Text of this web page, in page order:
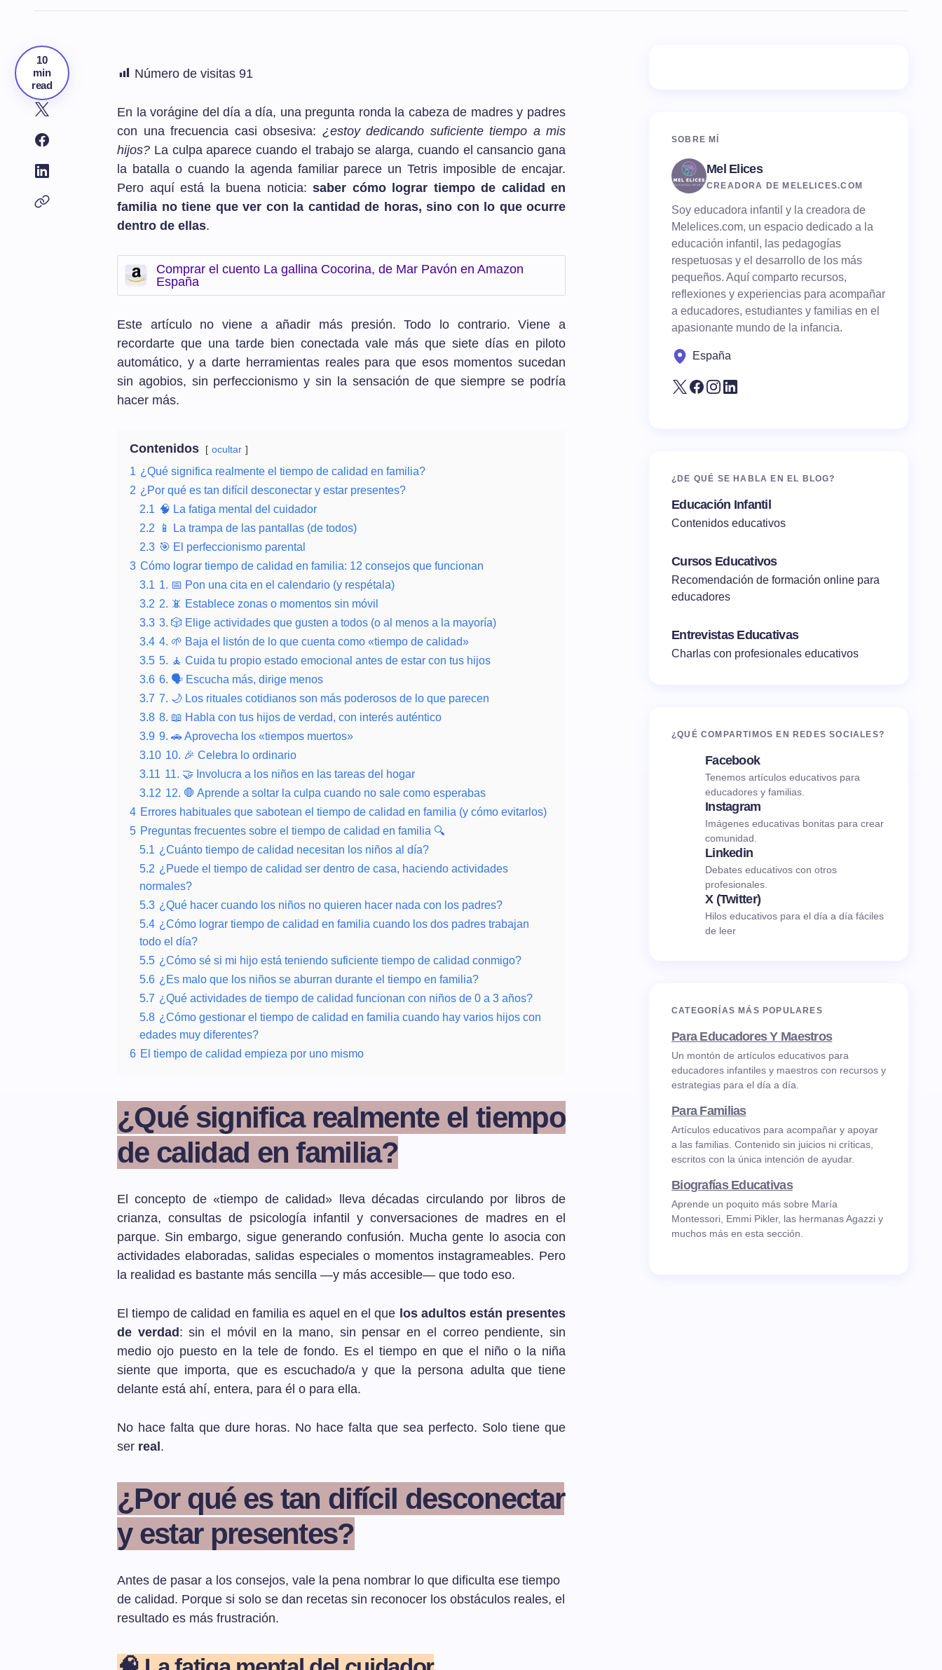
10
min
read
Número de visitas 91
En la vorágine del día a día, una pregunta ronda la cabeza de madres y padres
con una frecuencia casi obsesiva: ¿estoy dedicando suficiente tiempo a mis
hijos? La culpa aparece cuando el trabajo se alarga, cuando el cansancio gana
la batalla o cuando la agenda familiar parece un Tetris imposible de encajar.
Pero aquí está la buena noticia: saber cómo lograr tiempo de calidad en
familia no tiene que ver con la cantidad de horas, sino con lo que ocurre
dentro de ellas.
Comprar el cuento La gallina Cocorina, de Mar Pavón en Amazon
España
Este artículo no viene a añadir más presión. Todo lo contrario. Viene a
recordarte que una tarde bien conectada vale más que siete días en piloto
automático, y a darte herramientas reales para que esos momentos sucedan
sin agobios, sin perfeccionismo y sin la sensación de que siempre se podría
hacer más.
Contenidos ocultar
1 ¿Qué significa realmente el tiempo de calidad en familia?
2 ¿Por qué es tan difícil desconectar y estar presentes?
2.1 🧠 La fatiga mental del cuidador
2.2
📱 La trampa de las pantallas (de todos)
2.3 🎯 El perfeccionismo parental
3 Cómo lograr tiempo de calidad en familia: 12 consejos que funcionan
3.1 1. 📅 Pon una cita en el calendario (y respétala)
3.2 2. 📵 Establece zonas o momentos sin móvil
3.3 3. 🎲 Elige actividades que gusten a todos (o al menos a la mayoría)
3.4 4. 🌱 Baja el listón de lo que cuenta como «tiempo de calidad»
3.5 5. 🧘 Cuida tu propio estado emocional antes de estar con tus hijos
3.6 6. 🗣️ Escucha más, dirige menos
3.7 7. 🌙 Los rituales cotidianos son más poderosos de lo que parecen
3.8 8. 📖 Habla con tus hijos de verdad, con interés auténtico
3.9 9. 🚗 Aprovecha los «tiempos muertos»
3.10 10. 🎉 Celebra lo ordinario
3.11 11. 🤝 Involucra a los niños en las tareas del hogar
3.12 12. 🛑 Aprende a soltar la culpa cuando no sale como esperabas
4 Errores habituales que sabotean el tiempo de calidad en familia (y cómo evitarlos)
5 Preguntas frecuentes sobre el tiempo de calidad en familia 🔍
5.1 ¿Cuánto tiempo de calidad necesitan los niños al día?
5.2 ¿Puede el tiempo de calidad ser dentro de casa, haciendo actividades
normales?
5.3 ¿Qué hacer cuando los niños no quieren hacer nada con los padres?
5.4 ¿Cómo lograr tiempo de calidad en familia cuando los dos padres trabajan
todo el día?
5.5 ¿Cómo sé si mi hijo está teniendo suficiente tiempo de calidad conmigo?
5.6 ¿Es malo que los niños se aburran durante el tiempo en familia?
5.7 ¿Qué actividades de tiempo de calidad funcionan con niños de 0 a 3 años?
5.8 ¿Cómo gestionar el tiempo de calidad en familia cuando hay varios hijos con
edades muy diferentes?
6 El tiempo de calidad empieza por uno mismo
¿Qué significa realmente el tiempo
de calidad en familia?
El concepto de «tiempo de calidad» lleva décadas circulando por libros de
crianza, consultas de psicología infantil y conversaciones de madres en el
parque. Sin embargo, sigue generando confusión. Mucha gente lo asocia con
actividades elaboradas, salidas especiales o momentos instagrameables. Pero
la realidad es bastante más sencilla —y más accesible— que todo eso.
El tiempo de calidad en familia es aquel en el que los adultos están presentes
de verdad : sin el móvil en la mano, sin pensar en el correo pendiente, sin
medio ojo puesto en la tele de fondo. Es el tiempo en que el niño o la niña
siente que importa, que es escuchado/a y que la persona adulta que tiene
delante está ahí, entera, para él o para ella.
No hace falta que dure horas. No hace falta que sea perfecto. Solo tiene que
ser real .
¿Por qué es tan difícil desconectar
y estar presentes?
Antes de pasar a los consejos, vale la pena nombrar lo que dificulta ese tiempo
de calidad. Porque si solo se dan recetas sin reconocer los obstáculos reales, el
resultado es más frustración.
SOBRE MÍ
Mel Elices
CREADORA DE MELELICES.COM
Soy educadora infantil y la creadora de
Melelices.com, un espacio dedicado a la
educación infantil, las pedagogías
respetuosas y el desarrollo de los más
pequeños. Aquí comparto recursos,
reflexiones y experiencias para acompañar
a educadores, estudiantes y familias en el
apasionante mundo de la infancia.
España
¿DE QUÉ SE HABLA EN EL BLOG?
Educación Infantil
Contenidos educativos
Cursos Educativos
Recomendación de formación online para
educadores
Entrevistas Educativas
Charlas con profesionales educativos
¿QUÉ COMPARTIMOS EN REDES SOCIALES?
Facebook
Tenemos artículos educativos para
educadores y familias.
Instagram
Imágenes educativas bonitas para crear
comunidad.
Linkedin
Debates educativos con otros
profesionales.
X (Twitter)
Hilos educativos para el día a día fáciles
de leer
CATEGORÍAS MÁS POPULARES
Para Educadores Y Maestros
Un montón de artículos educativos para
educadores infantiles y maestros con recursos y
estrategias para el día a día.
Para Familias
Artículos educativos para acompañar y apoyar
a las familias. Contenido sin juicios ni críticas,
escritos con la única intención de ayudar.
Biografías Educativas
Aprende un poquito más sobre María
Montessori, Emmi Pikler, las hermanas Agazzi y
muchos más en esta sección.